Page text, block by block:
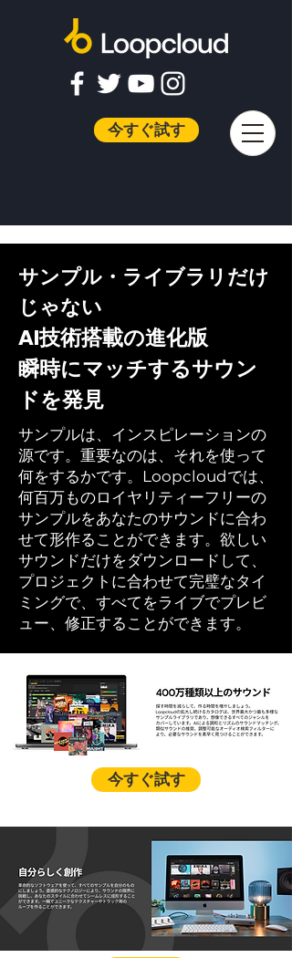
今すぐ試す
サンプル・ライブラリだけ
じゃない
AI技術搭載の進化版
​瞬時にマッチするサウン
ドを発見
サンプルは、インスピレーションの
源です。重要なのは、それを使って
何をするかです。Loopcloudでは、
何百万ものロイヤリティーフリーの
サンプルをあなたのサウンドに合わ
せて形作ることができます。欲しい
サウンドだけをダウンロードして、
プロジェクトに合わせて完璧なタイ
ミングで、すべてをライブでプレビ
ュー、修正することができます。
今すぐ試す